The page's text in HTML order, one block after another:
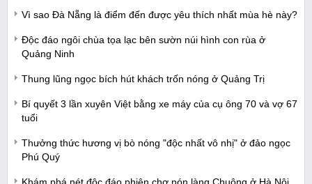
Vì sao Đà Nẵng là điểm đến được yêu thích nhất mùa hè này?
Độc đáo ngôi chùa tọa lạc bên sườn núi hình con rùa ở
Quảng Ninh
Thung lũng ngọc bích hút khách trốn nóng ở Quảng Trị
Bí quyết 3 lần xuyên Việt bằng xe máy của cụ ông 70 và vợ 67
tuổi
Thưởng thức hương vị bò nóng "độc nhất vô nhị" ở đảo ngọc
Phú Quý